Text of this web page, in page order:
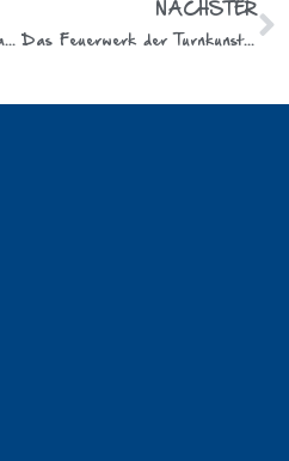
Erfolgreiche Stadtmeisterschaft im Crosslauf!
NÄCHSTER
Das Feuerwerk der Turnkunst geht wieder auf Tournee!